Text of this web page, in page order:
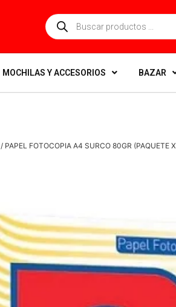
MOCHILAS Y ACCESORIOS BAZAR
/ PAPEL FOTOCOPIA A4 SURCO 80GR (PAQUETE